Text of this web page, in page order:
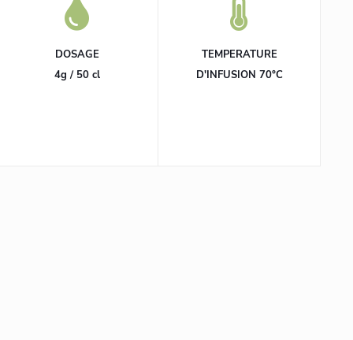
DOSAGE
4g / 50 cl
TEMPERATURE
D'INFUSION 70°C